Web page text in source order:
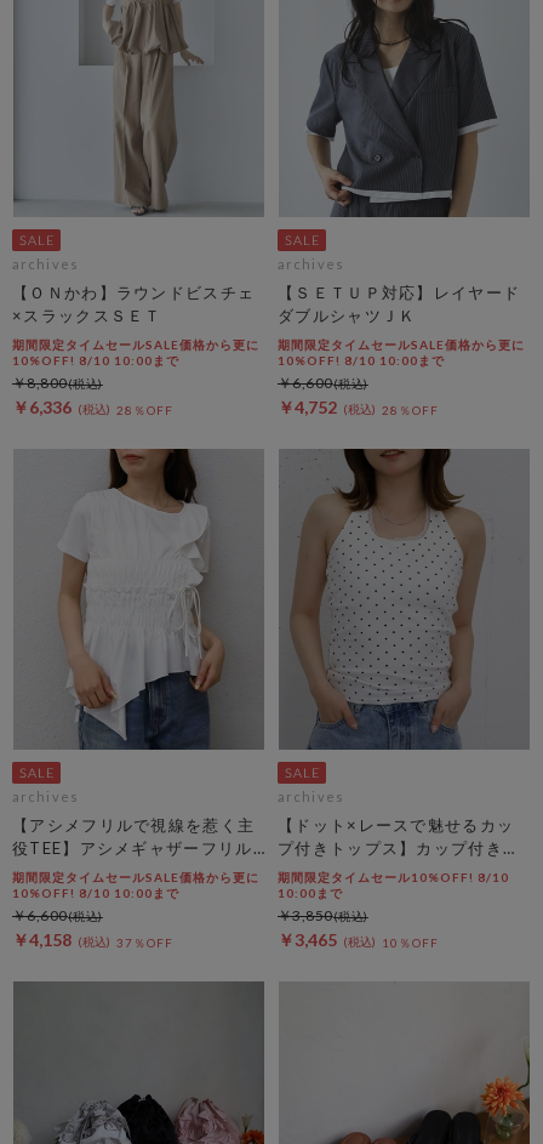
archives
【ＯＮかわ】ラウンドビスチェ
×スラックスＳＥＴ
期間限定タイムセールSALE価格から更に
10%OFF! 8/10 10:00まで
￥6,336 28％OFF
￥8,800
archives
【ＳＥＴＵＰ対応】レイヤード
ダブルシャツＪＫ
期間限定タイムセールSALE価格から更に
10%OFF! 8/10 10:00まで
￥4,752 28％OFF
￥6,600
archives
【アシメフリルで視線を惹く主
役TEE】アシメギャザーフリル
ＴＥＥ
期間限定タイムセールSALE価格から更に
10%OFF! 8/10 10:00まで
￥4,158 37％OFF
￥6,600
archives
【ドット×レースで魅せるカッ
プ付きトップス】カップ付きホ
ルダーネックレースタンクトッ
プ
期間限定タイムセール10%OFF! 8/10
10:00まで
￥3,465 10％OFF
￥3,850